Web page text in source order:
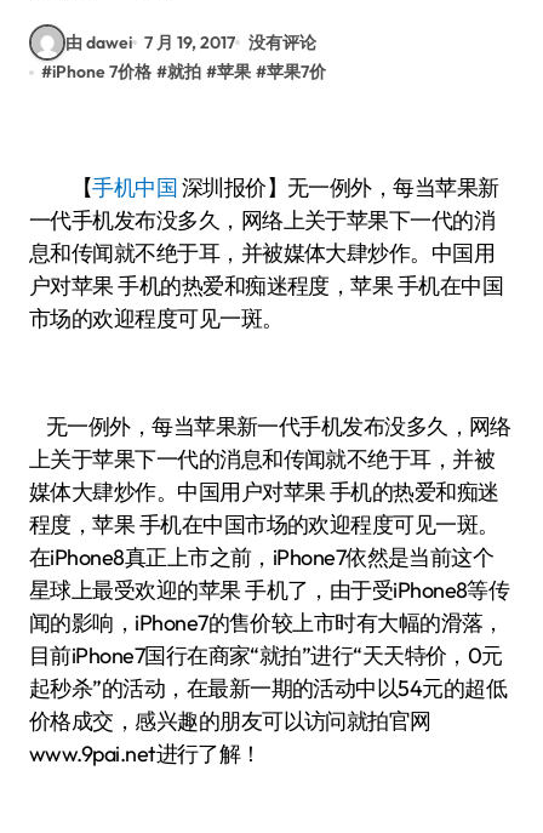
由 dawei 7 月 19, 2017 没有评论
#iPhone 7价格 #就拍 #苹果 #苹果7价
【手机中国深圳报价】无一例外，每当苹果新
一代手机发布没多久，网络上关于苹果下一代的消
息和传闻就不绝于耳，并被媒体大肆炒作。中国用
户对苹果 手机的热爱和痴迷程度，苹果 手机在中国
市场的欢迎程度可见一斑。
无一例外，每当苹果新一代手机发布没多久，网络
上关于苹果下一代的消息和传闻就不绝于耳，并被
媒体大肆炒作。中国用户对苹果 手机的热爱和痴迷
程度，苹果 手机在中国市场的欢迎程度可见一斑。
在iPhone8真正上市之前，iPhone7依然是当前这个
星球上最受欢迎的苹果 手机了，由于受iPhone8等传
闻的影响，iPhone7的售价较上市时有大幅的滑落，
目前iPhone7国行在商家“就拍”进行“天天特价，0元
起秒杀”的活动，在最新一期的活动中以54元的超低
价格成交，感兴趣的朋友可以访问就拍官网
www.9pai.net进行了解！